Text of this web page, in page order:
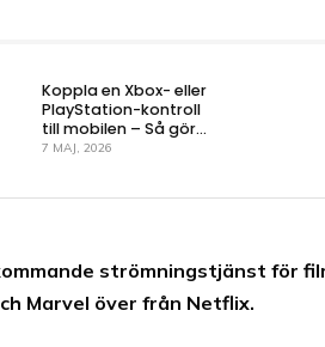
Koppla en Xbox- eller
PlayStation-kontroll
till mobilen – Så gör
du!
7 MAJ, 2026
strömningstjänst för
Marvel över från Netflix.